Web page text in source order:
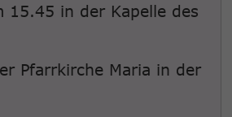
15.45 in der Kapelle des
Pfarrkirche Maria in der